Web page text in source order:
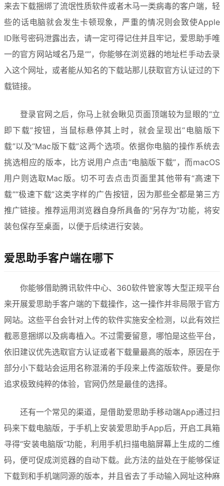
来去下载捆绑了流氓性质软件或者木马一类病毒的客户端，轻
些的话电脑就会发生卡顿现象，严重的情况则会致使Apple
ID账号密码泄露出去，请一定可得记住并且牢记，爱思助手唯
一的官方网站域名乃是“”，你能够在浏览器的地址栏手动去录
入这个网址，或者能从知名的下载站那儿获取官方认证过的下
载链接。
登录官网之后，你马上就会瞅见页面顶端较为显眼的“立
即下载”按钮，当鼠标悬停其上时，就会呈现出“电脑版下
载”以及“Mac版下载”这两个选项。依据你电脑的操作系统去
挑选相应的版本，比方说用户点击“电脑版下载”，而macOS
用户则选取Mac版。切不可去点击页面里其他带有“高速下
载”“极速下载”这类字样的广告按钮，因为那些全都是第三方
推广链接。推荐运用浏览器自身所具备的“另存为”功能，将安
装包保存至桌面，以便于后续进行安装。
爱思助手客户端在哪下
你能够借助腾讯软件中心、360软件管家等大型正规平台
来开展爱思助手客户端的下载操作，这一操作并非局限于官方
网站。这些平台会针对上传的软件实施安全检测，以此有效拦
截恶意捆绑以及病毒植入。不过需要留意，哪怕是这些平台，
依旧建议优先选取官方认证或者下载量最高的版本，原因在于
部分小下载站会运用名称混淆的手段来上传盗版软件。要是你
追求极致纯粹的体验，官网仍然是最佳的选择。
还有一个常见的渠道，是借助爱思助手移动端App通过扫
码来下载电脑版，于手机上安装爱思助手App后，开启工具箱
寻得“安装电脑版”功能，利用手机扫描电脑屏幕上生成的二维
码，便可促成浏览器的自动下载。此方法的益处在于能够保证
下载到和手机端同源的版本，并且省去了手动输入网址这种麻